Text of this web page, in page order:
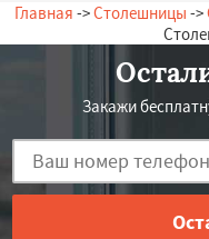
Главная ->Столешницы ->
Закажи